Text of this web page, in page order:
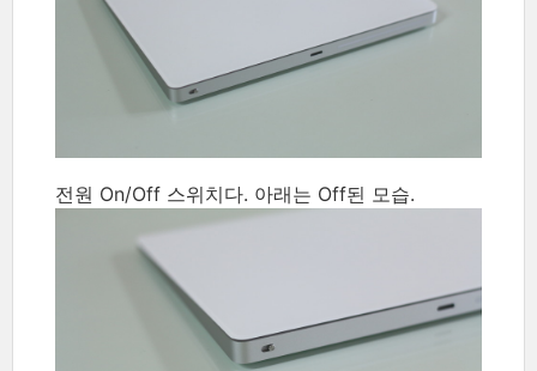
전원 On/Off 스위치다. 아래는 Off된 모습.